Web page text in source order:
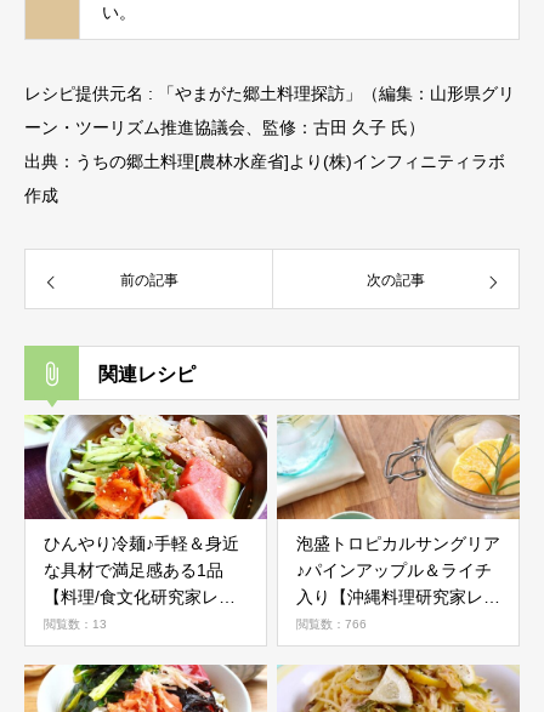
い。
レシピ提供元名 : 「やまがた郷土料理探訪」（編集：山形県グリ
ーン・ツーリズム推進協議会、監修：古田 久子 氏）
出典：うちの郷土料理[農林水産省]より(株)インフィニティラボ
作成
前の記事 次の記事
関連レシピ
ひんやり冷麺♪手軽＆身近
な具材で満足感ある1品
【料理/食文化研究家レシ
ピ】
閲覧数：13
泡盛トロピカルサングリア
♪パインアップル＆ライチ
入り【沖縄料理研究家レシ
ピ】
閲覧数：766